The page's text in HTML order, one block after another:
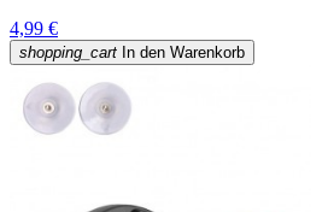
4,99 €
shopping_cart In den Warenkorb